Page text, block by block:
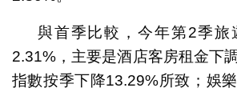
與首季比較，今年第2季旅
2.31%，主要是酒店客房租金下
指數按季下降13.29%所致；娛